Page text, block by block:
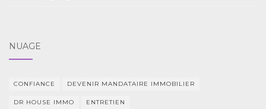
NUAGE
CONFIANCE DEVENIR MANDATAIRE IMMOBILIER
DR HOUSE IMMO ENTRETIEN